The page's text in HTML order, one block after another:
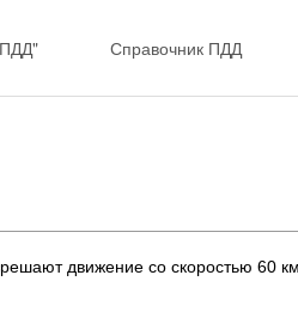
Справочник ПДД
движение со скоростью 60